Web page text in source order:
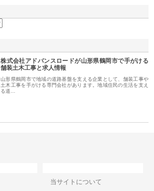
株式会社アドバンスロードが山形県鶴岡市で手がける
舗装土木工事と求人情報
山形県鶴岡市で地域の道路基盤を支える企業として、舗装工事や
土木工事を手がける専門会社があります。地域住民の生活を支え
る道…
当サイトについて